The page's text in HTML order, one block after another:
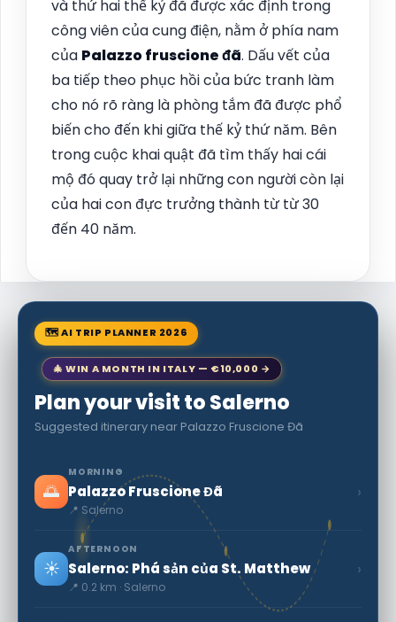
và thứ hai thế kỷ đã được xác định trong
công viên của cung điện, nằm ở phía nam
của Palazzo fruscione đã. Dấu vết của
ba tiếp theo phục hồi của bức tranh làm
cho nó rõ ràng là phòng tắm đã được phổ
biến cho đến khi giữa thế kỷ thứ năm. Bên
trong cuộc khai quật đã tìm thấy hai cái
mộ đó quay trở lại những con người còn lại
của hai con đực trưởng thành từ từ 30
đến 40 năm.
🗺 AI TRIP PLANNER 2026
🎄 WIN A MONTH IN ITALY — €10,000 →
Plan your visit to Salerno
Suggested itinerary near Palazzo Fruscione Đã
🌅
MORNING
Palazzo Fruscione Đã
📍 Salerno
›
☀️
AFTERNOON
Salerno: Phá sản của St. Matthew
📍 0.2 km · Salerno
›